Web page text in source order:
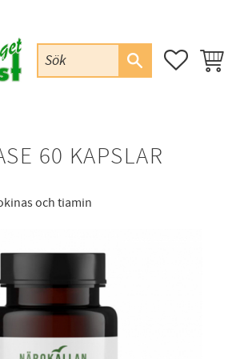
60 KAPSLAR
och tiamin